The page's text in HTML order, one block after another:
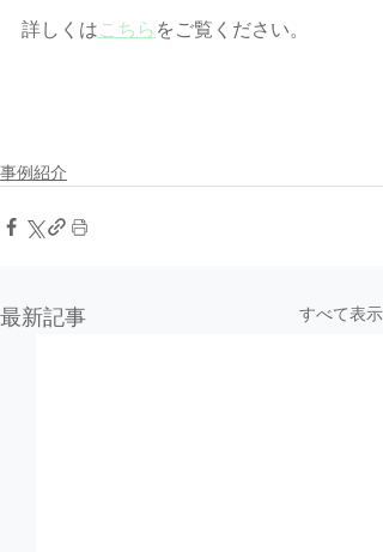
詳しくはこちら をご覧ください。
事例紹介
最新記事 すべて表示